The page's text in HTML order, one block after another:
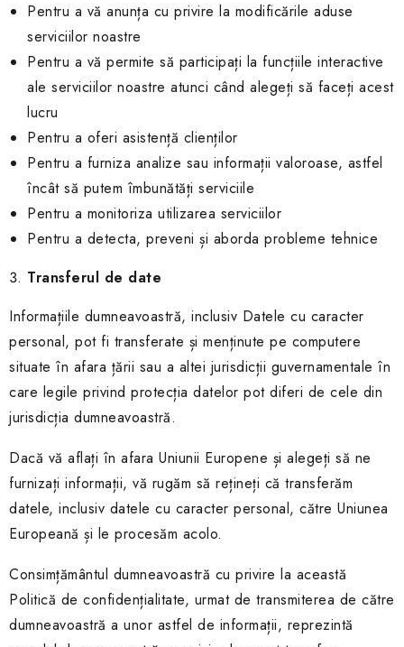
Pentru a vă anunța cu privire la modificările aduse
serviciilor noastre
Pentru a vă permite să participați la funcțiile interactive
ale serviciilor noastre atunci când alegeți să faceți acest
lucru
Pentru a oferi asistență clienților
Pentru a furniza analize sau informații valoroase, astfel
încât să putem îmbunătăți serviciile
Pentru a monitoriza utilizarea serviciilor
Pentru a detecta, preveni și aborda probleme tehnice
Transferul de date
Informațiile dumneavoastră, inclusiv Datele cu caracter
personal, pot fi transferate și menținute pe computere
situate în afara țării sau a altei jurisdicții guvernamentale în
care legile privind protecția datelor pot diferi de cele din
jurisdicția dumneavoastră.
Dacă vă aflați în afara Uniunii Europene și alegeți să ne
furnizați informații, vă rugăm să rețineți că transferăm
datele, inclusiv datele cu caracter personal, către Uniunea
Europeană și le procesăm acolo.
Consimțământul dumneavoastră cu privire la această
Politică de confidențialitate, urmat de transmiterea de către
dumneavoastră a unor astfel de informații, reprezintă